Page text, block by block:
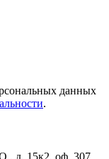
данных
.
д. 15к2, оф. 307